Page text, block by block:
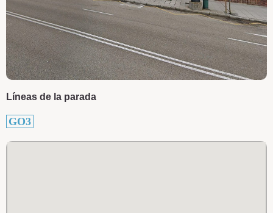
Líneas de la parada
GO3